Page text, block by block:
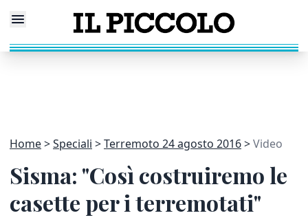
Home Speciali Terremoto 24 agosto 2016 Video
Sisma: "Così costruiremo le
casette per i terremotati"